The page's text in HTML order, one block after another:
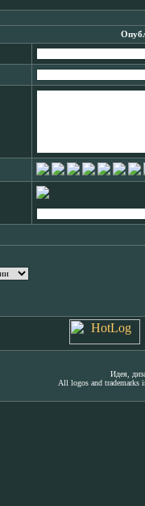
Идея,
All logos and trademarks